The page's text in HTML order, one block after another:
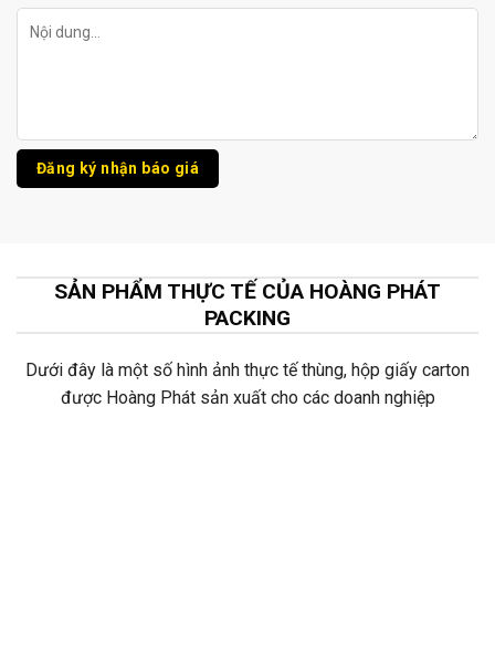
SẢN PHẨM THỰC TẾ CỦA HOÀNG PHÁT
PACKING
Dưới đây là một số hình ảnh thực tế thùng, hộp giấy carton
được Hoàng Phát sản xuất cho các doanh nghiệp